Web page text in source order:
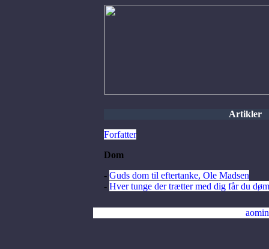
Artikler
Forfatter
Dom
- Guds dom til eftertanke, Ole Madsen
- Hver tunge der trætter med dig får du